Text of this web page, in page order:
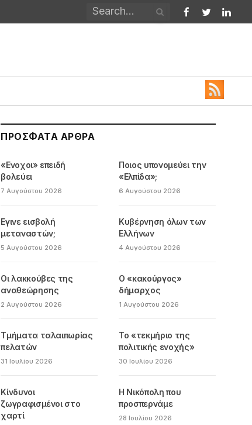
Facebook
Twitter
ΠΡΌΣΦΑΤΑ ΆΡΘΡΑ
«Ενοχοι» επειδή
βολεύει
7 Αυγούστου 2026
Ποιος υπονομεύει την
«Ελπίδα»;
6 Αυγούστου 2026
Εγινε εισβολή
μεταναστών;
5 Αυγούστου 2026
Κυβέρνηση όλων των
Ελλήνων
4 Αυγούστου 2026
Οι λακκούβες της
αναθεώρησης
2 Αυγούστου 2026
Ο «κακούργος»
δήμαρχος
1 Αυγούστου 2026
Τμήματα ταλαιπωρίας
πελατών
31 Ιουλίου 2026
Το «τεκμήριο της
πολιτικής ενοχής»
30 Ιουλίου 2026
Κίνδυνοι
ζωγραφισμένοι στο
χαρτί
Η Νικόπολη που
προσπερνάμε
28 Ιουλίου 2026